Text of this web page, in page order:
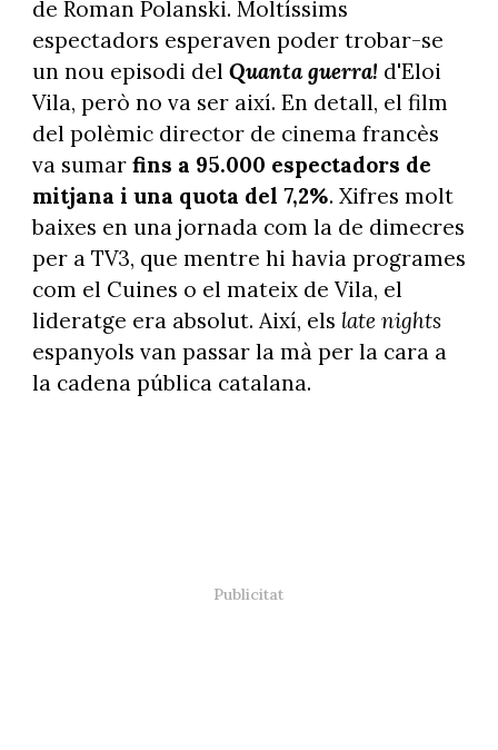
de Roman Polanski. Moltíssims
espectadors esperaven poder trobar-se
un nou episodi del Quanta guerra! d'Eloi
Vila, però no va ser així. En detall, el film
del polèmic director de cinema francès
va sumarfins a 95.000 espectadors de
mitjana i una quota del 7,2%. Xifres molt
baixes en una jornada com la de dimecres
per a TV3, que mentre hi havia programes
com el Cuines o el mateix de Vila, el
lideratge era absolut. Així, els late nights
espanyols van passar la mà per la cara a
la cadena pública catalana.